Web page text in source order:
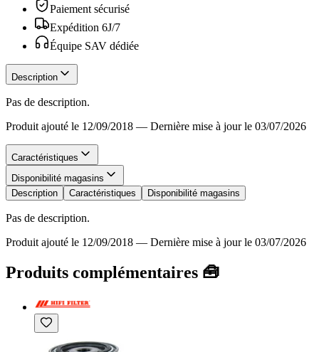
Paiement sécurisé
Expédition 6J/7
Équipe SAV dédiée
Description
Pas de description.
Produit ajouté le 12/09/2018 — Dernière mise à jour le 03/07/2026
Caractéristiques
Disponibilité magasins
Description
Caractéristiques Disponibilité magasins
Pas de description.
Produit ajouté le 12/09/2018 — Dernière mise à jour le 03/07/2026
Produits complémentaires 🧰